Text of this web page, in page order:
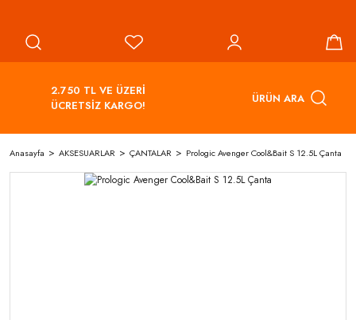
2.750 TL VE ÜZERİ
ÜCRETSİZ KARGO!
ÜRÜN ARA
Anasayfa AKSESUARLAR ÇANTALAR Prologic Avenger Cool&Bait S 12.5L Çanta